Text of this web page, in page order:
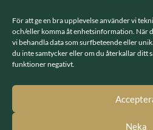
För att ge en bra upplevelse använder vi
och/eller komma åt enhetsinformation. När
vi behandla data som surfbeteende eller
du inte samtycker eller om du återkallar ditt
funktioner negativt.
Neka
LÄNKAR
Integritetspolicy
GDPR - hantering av